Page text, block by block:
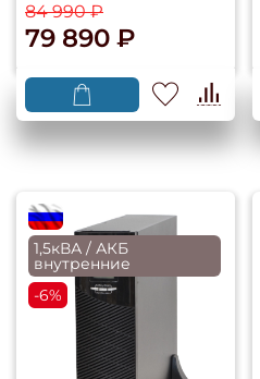
84 990 ₽
79 890 ₽
flagRU
1,5кВА / АКБ
внутренние
-6%